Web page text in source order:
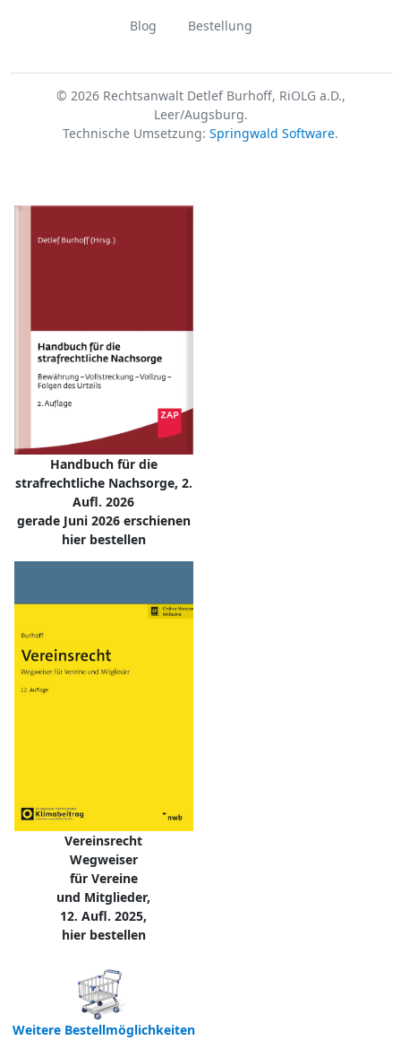
Blog Bestellung
© 2026 Rechtsanwalt Detlef Burhoff, RiOLG a.D.,
Leer/Augsburg.
Technische Umsetzung: Springwald Software.
Handbuch für die
strafrechtliche Nachsorge, 2.
Aufl. 2026
gerade Juni 2026 erschienen
hier bestellen
Vereinsrecht
Wegweiser
für Vereine
und Mitglieder,
12. Aufl. 2025,
hier bestellen
Weitere Bestellmöglichkeiten